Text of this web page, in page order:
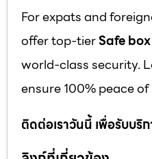
For expats and
offer top-tierSafe
world-class security.
ensure 100% peace
ติดต่อเราวันนี้ เพื่อรับบ